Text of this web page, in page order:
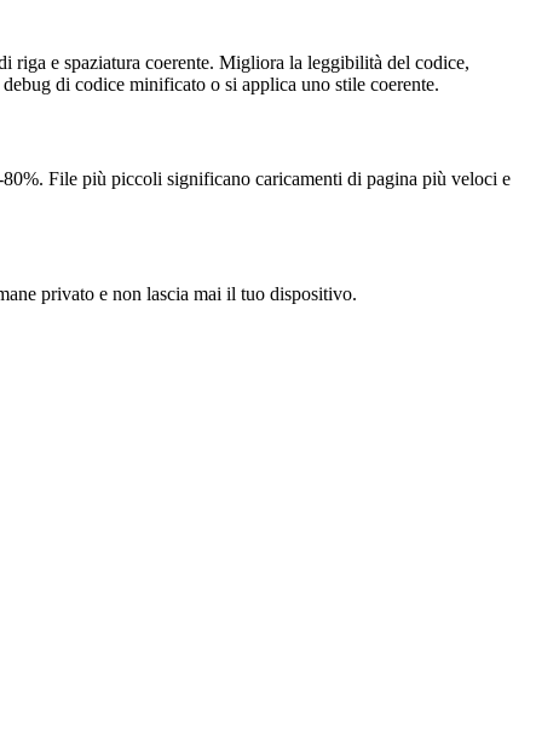
riga e spaziatura coerente. Migliora la leggibilità del codice,
di codice minificato o si applica uno stile coerente.
File più piccoli significano caricamenti di pagina più veloci e
privato e non lascia mai il tuo dispositivo.